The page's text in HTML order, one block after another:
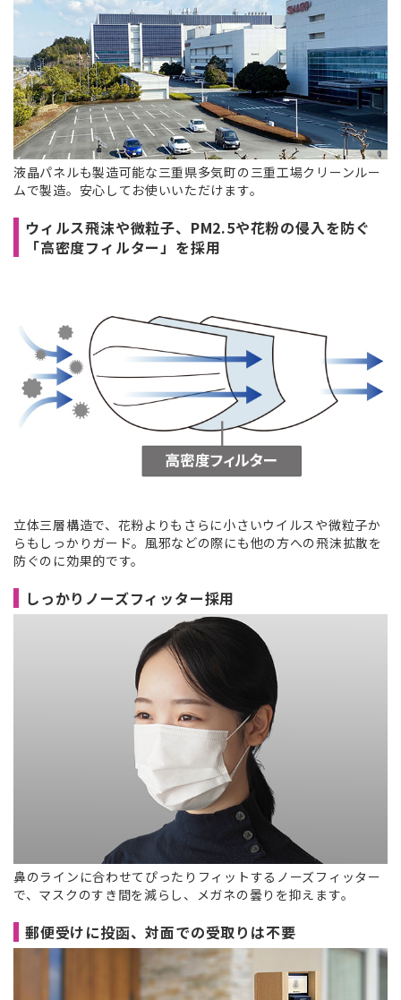
液晶パネルも製造可能な三重県多気町の三重工場クリーンルー
ムで製造。安心してお使いいただけます。
ウィルス飛沫や微粒子、PM2.5や花粉の侵入を防ぐ
「高密度フィルター」を採用
立体三層構造で、花粉よりもさらに小さいウイルスや微粒子か
らもしっかりガード。風邪などの際にも他の方への飛沫拡散を
防ぐのに効果的です。
しっかりノーズフィッター採用
鼻のラインに合わせてぴったりフィットするノーズフィッター
で、マスクのすき間を減らし、メガネの曇りを抑えます。
郵便受けに投函、対面での受取りは不要